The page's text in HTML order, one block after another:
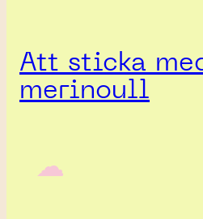
Att sticka
merinoull
‎ ‎‎ ☁︎‎‎